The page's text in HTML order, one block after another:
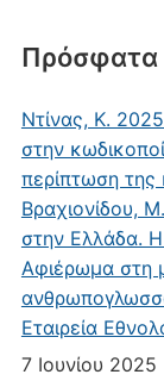
Πρόσφατα
Ντίνας, Κ.
στην
περίπτωση της
Βραχιονίδου,
στην Ελλάδα.
Αφιέρωμα στη
Εταιρεία
7 Ιουνίου 2025